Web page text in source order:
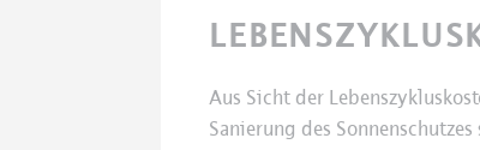
Aus Sicht der
Sanierung des